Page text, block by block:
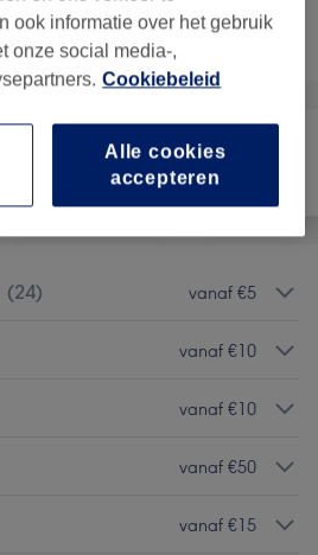
(24) vanaf €5
vanaf €10
vanaf €10
vanaf €50
vanaf €15
ook informatie over het gebruik
onze social media-,
Cookiebeleid
Alle cookies
accepteren